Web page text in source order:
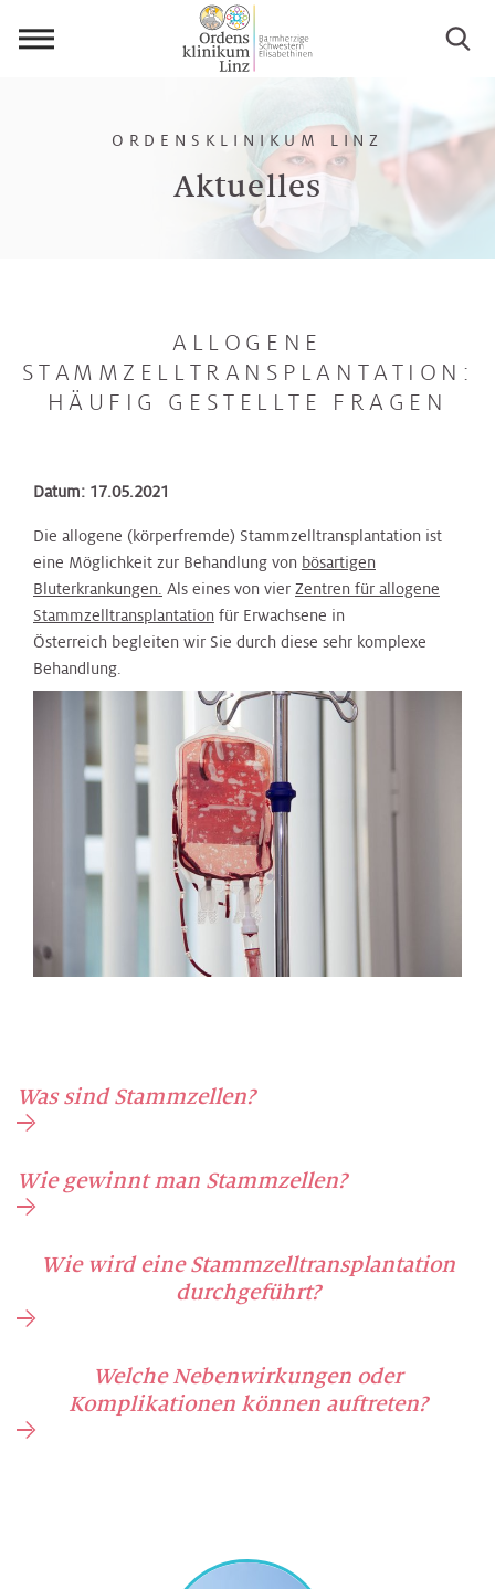
Aktuelles
ORDENSKLINIKUM LINZ
ALLOGENE
STAMMZELLTRANSPLANTATION:
HÄUFIG GESTELLTE FRAGEN
Datum: 17.05.2021
Die allogene (körperfremde) Stammzelltransplantation ist
eine Möglichkeit zur Behandlung von bösartigen
Bluterkrankungen. Als eines von vier Zentren für allogene
Stammzelltransplantation für Erwachsene in
Österreich begleiten wir Sie durch diese sehr komplexe
Behandlung.
Was sind Stammzellen?
Wie gewinnt man Stammzellen?
Wie wird eine Stammzelltransplantation
durchgeführt?
Welche Nebenwirkungen oder
Komplikationen können auftreten?